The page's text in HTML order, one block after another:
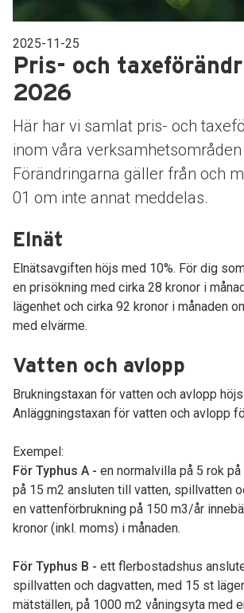
2025-11-25
Pris- och
2026
Här har vi samlat pris- och
inom våra
Förändringarna gäller från och
01 om inte annat meddelas.
Elnät
Elnätsavgiften höjs med 10%. För dig
en prisökning med cirka 28 kronor i
lägenhet och cirka 92 kronor i månaden
med elvärme.
Vatten och avlopp
Brukningstaxan för vatten och avlopp
Anläggningstaxan för vatten och avlopp
Exempel:
För Typhus A - en normalvilla på 5 rok
på 15 m2 ansluten till vatten, spillvatten
en vattenförbrukning på 150 m3/år
kronor (inkl. moms) i månaden.
För Typhus B - ett flerbostadshus
spillvatten och dagvatten, med 15 st
mätställen, på 1000 m2 våningsyta med